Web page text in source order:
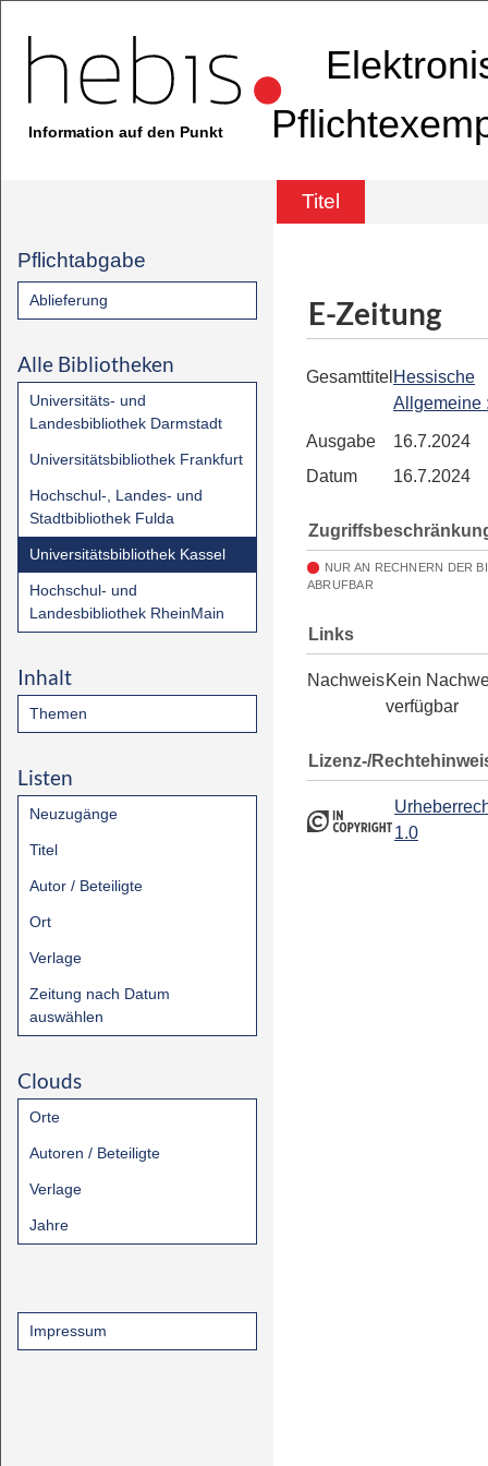
Information auf den Punkt
Titel
Pflichtabgabe
Ablieferung
Alle Bibliotheken
Universitäts- und
Landesbibliothek Darmstadt
Universitätsbibliothek Frankfurt
Hochschul-, Landes- und
Stadtbibliothek Fulda
Universitätsbibliothek Kassel
Hochschul- und
Landesbibliothek RheinMain
Inhalt
Themen
Listen
Neuzugänge
Titel
Autor / Beteiligte
Ort
Verlage
Zeitung nach Datum
auswählen
Clouds
Orte
Autoren / Beteiligte
Verlage
Jahre
Impressum
E-Zeitung
Gesamttitel Hessische
Allgemeine
Ausgabe
16.7.2024
Datum
16.7.2024
NUR AN RECHNERN DER
ABRUFBAR
Links
NachweisKein
verfügbar
Lizenz-/
1.0